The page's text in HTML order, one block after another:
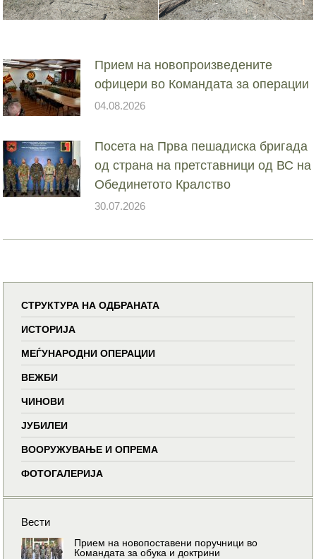
Прием на новопроизведените
офицери во Командата за операции
04.08.2026
Посета на Прва пешадиска бригада
од страна на претставници од ВС на
Обединетото Кралство
30.07.2026
СТРУКТУРА НА ОДБРАНАТА
ИСТОРИЈА
МЕЃУНАРОДНИ ОПЕРАЦИИ
ВЕЖБИ
ЧИНОВИ
ЈУБИЛЕИ
ВООРУЖУВАЊЕ И ОПРЕМА
ФОТОГАЛЕРИЈА
Вести
Прием на новопоставени поручници во
Командата за обука и доктрини